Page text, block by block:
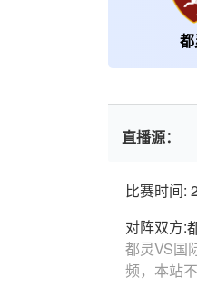
直播源：
比赛时间:
对阵双方:
都灵VS国
频，本站